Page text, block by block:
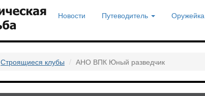
Новости Путеводитель Оружейка
Строящиеся клубы АНО ВПК Юный разведчик